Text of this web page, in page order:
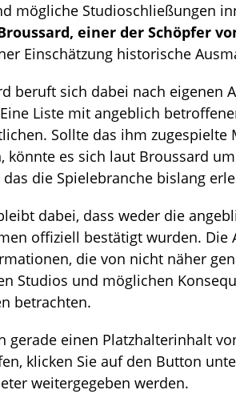
mögliche Studioschließungen
einer der Schöpfer
Einschätzung historische
beruft sich dabei nach eigenen
Liste mit angeblich
Sollte das ihm
könnte es sich laut Broussard
das die Spielebranche bislang
dabei, dass weder die
offiziell bestätigt wurden. Die
die von nicht näher
Studios und möglichen
betrachten.
gerade einen Platzhalterinhalt
klicken Sie auf den Button
weitergegeben werden.